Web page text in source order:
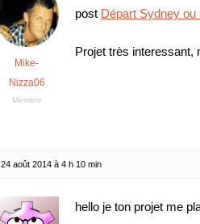
Mike-
Nizza06
Membre
post Départ Sydney
Projet très interessant,
24 août 2014 à 4 h 10 min
hello je ton projet me